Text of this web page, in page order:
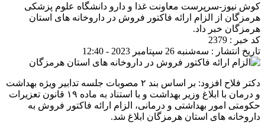
کوش نیوز-سرپرست معاونت غذا و دارو دانشگاه علوم پزشکی
هرمزگان از الزام ارائه فاکتور فروش در داروخانه های استان
هرمزگان خبر داد.
کد خبر : 2379
تاریخ انتشار : سه‌شنبه 26 سپتامبر 2023 - 12:40
دکتر فلاح افزود: بر اساس بند ۲ مصوبات جلسه تدابیر ویژه بهداشت
و درمان با ابلاغ وزیر بهداشت و با استناد به ماده ۱۹ قانون تعزیرات
حکومتی امور بهداشتی و درمانی، الزام ارائه فاکتور فروش به
داروخانه های استان هرمزگان ابلاغ شد.